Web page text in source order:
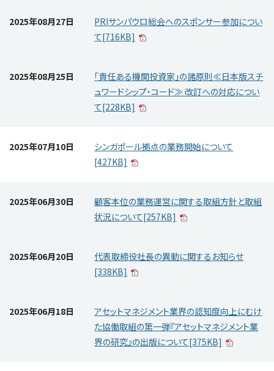
2025年08月27日
PRIサンパウロ総会へのスポンサー参加につい
て[716KB]
2025年08月25日
「責任ある機関投資家」の諸原則≪日本版スチ
ュワードシップ・コード≫ 改訂への対応につい
て[228KB]
2025年07月10日
シンガポール拠点の業務開始について
[427KB]
2025年06月30日
顧客本位の業務運営に関する取組方針と取組
状況について[257KB]
2025年06月20日
代表取締役社長の異動に関するお知らせ
[338KB]
2025年06月18日
アセットマネジメント業界の認知度向上にむけ
た協働取組の第一弾『アセットマネジメント業
界の研究』の出版について[375KB]